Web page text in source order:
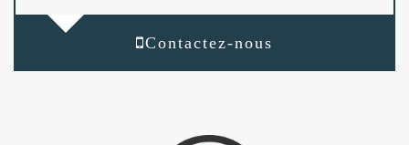
Contactez-nous